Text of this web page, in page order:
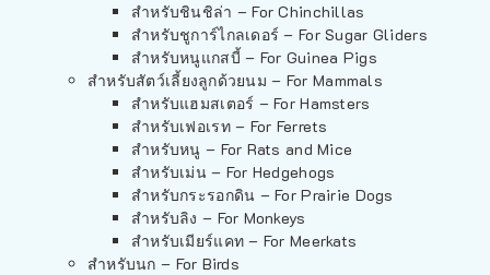
สำหรับชินชิล่า – For Chinchillas
สำหรับชูการ์ไกลเดอร์ – For Sugar Gliders
สำหรับหนูแกสบี้ – For Guinea Pigs
สำหรับสัตว์เลี้ยงลูกด้วยนม – For Mammals
สำหรับแฮมสเตอร์ – For Hamsters
สำหรับเฟอเรท – For Ferrets
สำหรับหนู – For Rats and Mice
สำหรับเม่น – For Hedgehogs
สำหรับกระรอกดิน – For Prairie Dogs
สำหรับลิง – For Monkeys
สำหรับเมียร์แคท – For Meerkats
สำหรับนก – For Birds